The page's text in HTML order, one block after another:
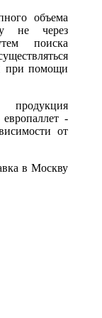
объема
не через
поиска
при помощи
европаллет -
от
в Москву